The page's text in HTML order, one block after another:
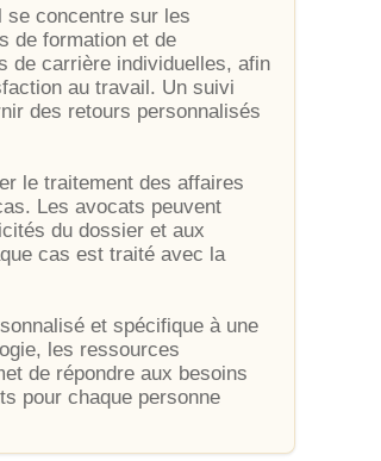
se concentre sur les
de formation et de
de carrière individuelles, afin
au travail. Un suivi
des retours personnalisés
le traitement des affaires
Les avocats peuvent
du dossier et aux
cas est traité avec la
et spécifique à une
les ressources
de répondre aux besoins
pour chaque personne